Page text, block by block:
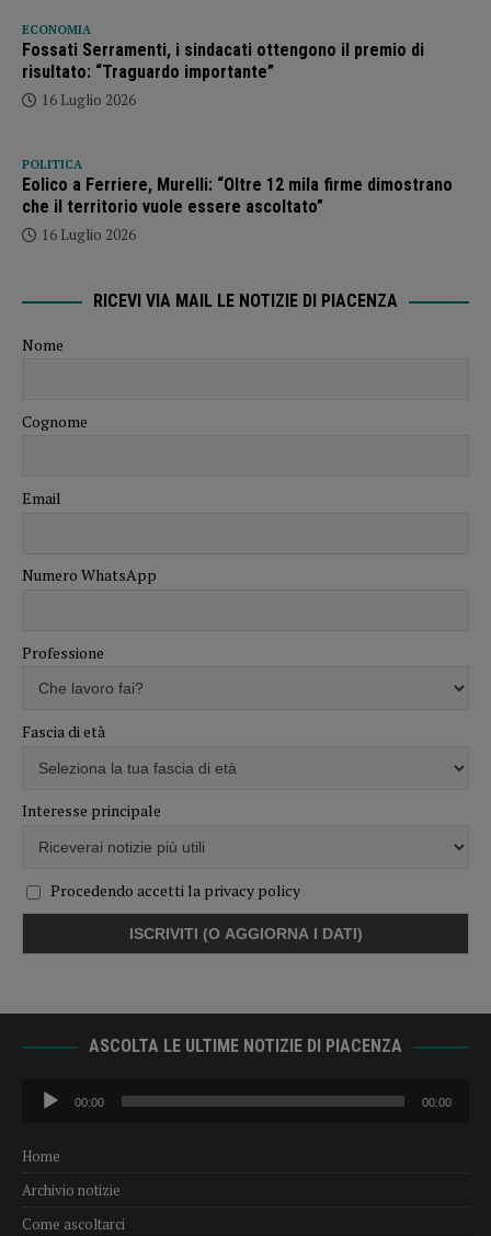
ECONOMIA
Fossati Serramenti, i sindacati ottengono il premio di
risultato: “Traguardo importante”
16 Luglio 2026
POLITICA
Eolico a Ferriere, Murelli: “Oltre 12 mila firme dimostrano
che il territorio vuole essere ascoltato”
16 Luglio 2026
RICEVI VIA MAIL LE NOTIZIE DI PIACENZA
Nome
Cognome
Email
Numero WhatsApp
Professione
Fascia di età
Interesse principale
Procedendo accetti la privacy policy
ASCOLTA LE ULTIME NOTIZIE DI PIACENZA
Audio
Player
00:00 00:00
Home
Archivio notizie
Come ascoltarci